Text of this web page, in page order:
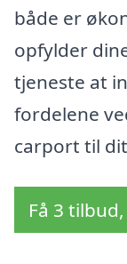
både er
opfylder
tjeneste at
fordelene
carport til
Få 3